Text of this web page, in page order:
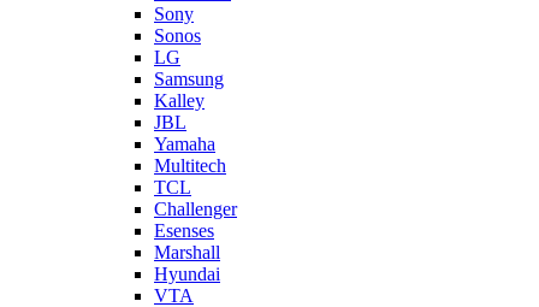
Sony
Sonos
LG
Samsung
Kalley
JBL
Yamaha
Multitech
TCL
Challenger
Esenses
Marshall
Hyundai
VTA